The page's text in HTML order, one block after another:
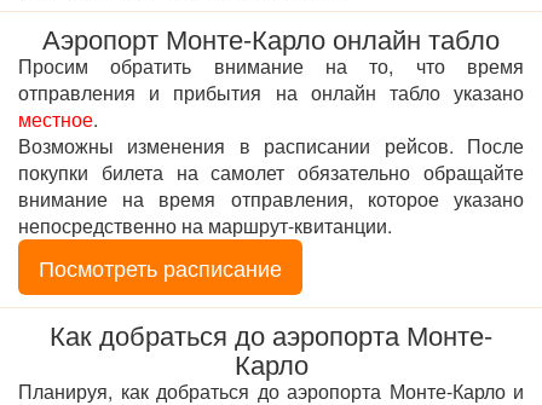
Аэропорт Монте-Карло онлайн табло
Просим обратить внимание на то, что время
отправления и прибытия на онлайн табло указано
местное.
Возможны изменения в расписании рейсов. После
покупки билета на самолет обязательно обращайте
внимание на время отправления, которое указано
непосредственно на маршрут-квитанции.
Посмотреть расписание
Как добраться до аэропорта Монте-
Карло
Планируя, как добраться до аэропорта Монте-Карло и